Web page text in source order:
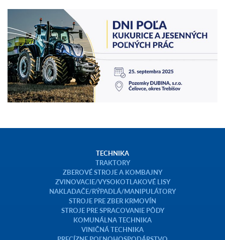
TECHNIKA
TRAKTORY
ZBEROVÉ STROJE A KOMBAJNY
ZVINOVACIE/VYSOKOTLAKOVÉ LISY
NAKLADAČE/RÝPADLÁ/MANIPULÁTORY
STROJE PRE ZBER KRMOVÍN
STROJE PRE SPRACOVANIE PÔDY
KOMUNÁLNA TECHNIKA
VINIČNÁ TECHNIKA